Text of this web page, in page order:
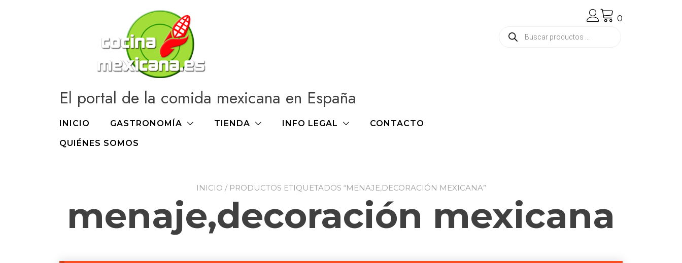
El portal de la comida mexicana en España
INICIO GASTRONOMÍA TIENDA INFO LEGAL CONTACTO
QUIÉNES SOMOS
0
Búsqueda
de
INICIO / PRODUCTOS ETIQUETADOS “MENAJE,DECORACIÓN MEXICANA”
menaje,decoración mexicana